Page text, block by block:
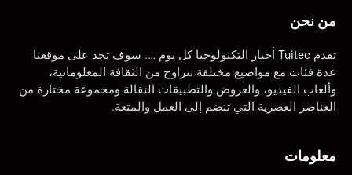
من نحن
تقدم Tuitec أخبار التكنولوجيا كل يوم …. سوف تجد على موقعنا
عدة فئات مع مواضيع مختلفة تتراوح من الثقافة المعلوماتية،
وألعاب الفيديو، والعروض والتطبيقات النقالة ومجموعة مختارة من
العناصر العصرية التي تنضم إلى العمل والمتعة.
معلومات